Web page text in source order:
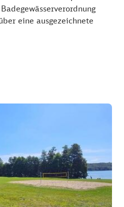
eine ausgezeichnete